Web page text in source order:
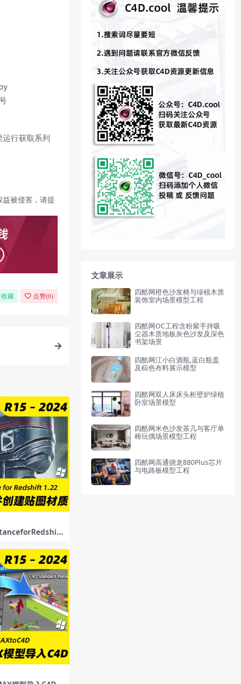
行获取系列
被侵害，请提
收藏 点赞(0)
文章展示
四酷网橙色沙发椅与绿植木质
装饰室内场景模型工程
四酷网OC工程含粉紫手持吸
尘器木质地板灰色沙发及深色
书架场景
四酷网江小白酒瓶,蓝白瓶盖
及棕色布料展示模型
四酷网双人床床头柜壁炉绿植
卧室场景模型
四酷网米色沙发茶几与客厅单
椅玩偶场景模型工程
四酷网高通骁龙880Plus芯片
与电路板模型工程